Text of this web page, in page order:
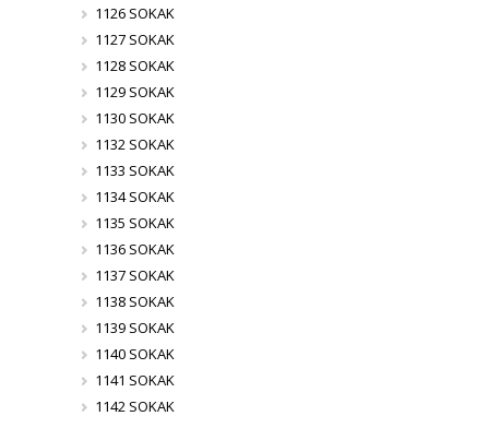
1126 SOKAK
1127 SOKAK
1128 SOKAK
1129 SOKAK
1130 SOKAK
1132 SOKAK
1133 SOKAK
1134 SOKAK
1135 SOKAK
1136 SOKAK
1137 SOKAK
1138 SOKAK
1139 SOKAK
1140 SOKAK
1141 SOKAK
1142 SOKAK